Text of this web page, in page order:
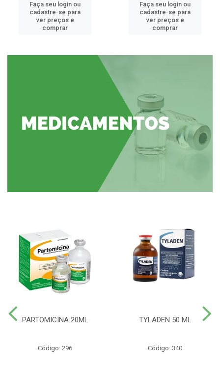
Faça seu login ou
cadastre-se para
ver preços e
comprar
Faça seu login ou
cadastre-se para
ver preços e
comprar
PARTOMICINA 20ML
Código: 296
TYLADEN 50 ML
Código: 340